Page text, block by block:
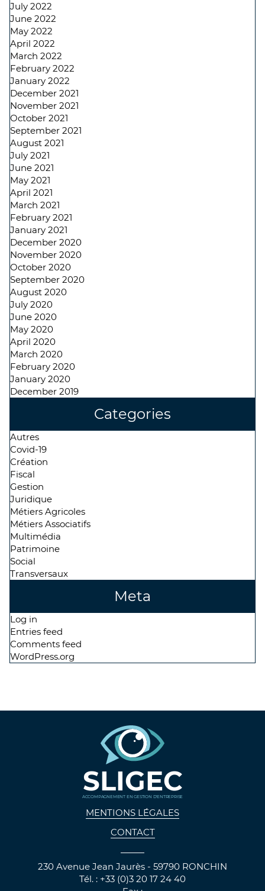
July 2022
June 2022
May 2022
April 2022
March 2022
February 2022
January 2022
December 2021
November 2021
October 2021
September 2021
August 2021
July 2021
June 2021
May 2021
April 2021
March 2021
February 2021
January 2021
December 2020
November 2020
October 2020
September 2020
August 2020
July 2020
June 2020
May 2020
April 2020
March 2020
February 2020
January 2020
December 2019
Categories
Autres
Covid-19
Création
Fiscal
Gestion
Juridique
Métiers Agricoles
Métiers Associatifs
Multimédia
Patrimoine
Social
Transversaux
Meta
Log in
Entries feed
Comments feed
WordPress.org
SLIGEC
ACCOMPAGNEMENT EN GESTION D'ENTREPRISE
MENTIONS LÉGALES
CONTACT
230 Avenue Jean Jaurès - 59790 RONCHIN
Tél. : +33 (0)3 20 17 24 40